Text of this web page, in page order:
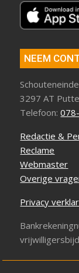
NEEM
3297 AT
Telefoon:
Redactie &
Reclame
Webmaster
Overige
Privacy